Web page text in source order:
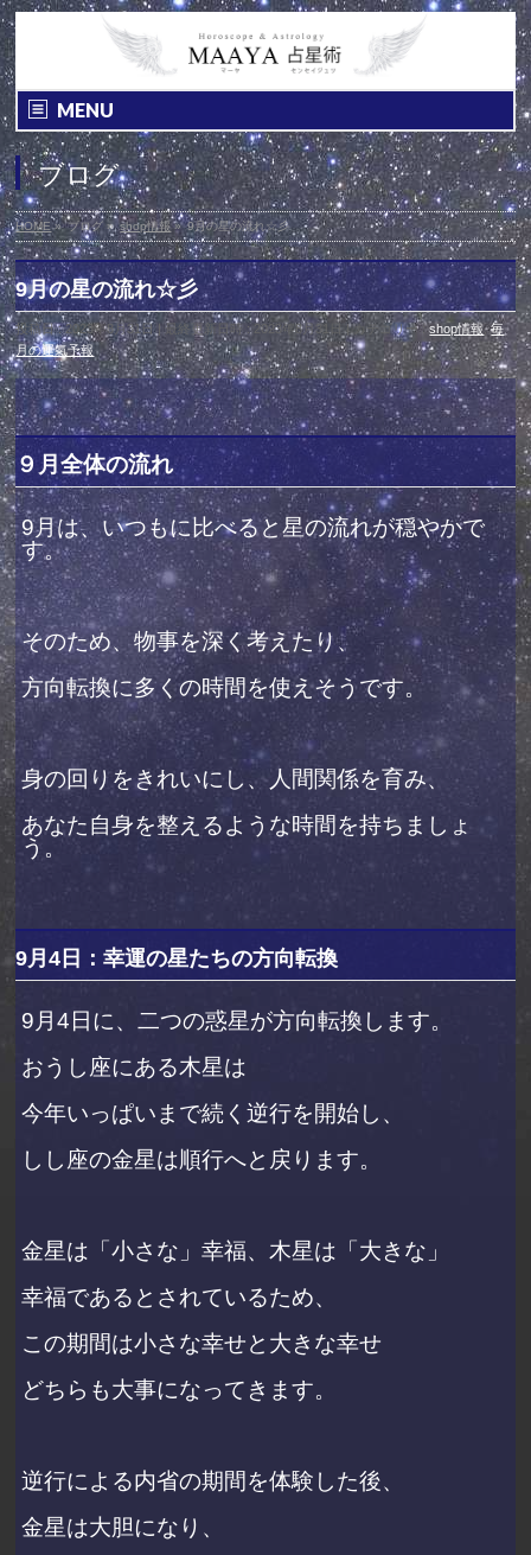
MENU
ブログ
HOME» ブログ » shop情報» 9月の星の流れ☆彡
9月の星の流れ☆彡
投稿日 : 2023年8月31日 最終更新日時 : 2023年8月31日 カテゴリー :shop情報,毎
月の運氣予報
９月全体の流れ
9月は、いつもに比べると星の流れが穏やかで
す。
そのため、物事を深く考えたり、
方向転換に多くの時間を使えそうです。
身の回りをきれいにし、人間関係を育み、
あなた自身を整えるような時間を持ちましょ
う。
9月4日：幸運の星たちの方向転換
9月4日に、二つの惑星が方向転換します。
おうし座にある木星は
今年いっぱいまで続く逆行を開始し、
しし座の金星は順行へと戻ります。
金星は「小さな」幸福、木星は「大きな」
幸福であるとされているため、
この期間は小さな幸せと大きな幸せ
どちらも大事になってきます。
逆行による内省の期間を体験した後、
金星は大胆になり、